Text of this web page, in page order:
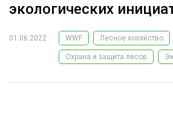
ЛЕСНОЕ ХОЗЯЙСТВО
ЛЕСОЗАГОТОВКА
ОБРАБОТКА ДРЕВЕСИНЫ
ЭКСПЕРТНОЕ МНЕНИЕ
экологических
01.06.2022 WWF Лесное хозяйство
Охрана и защита лесов